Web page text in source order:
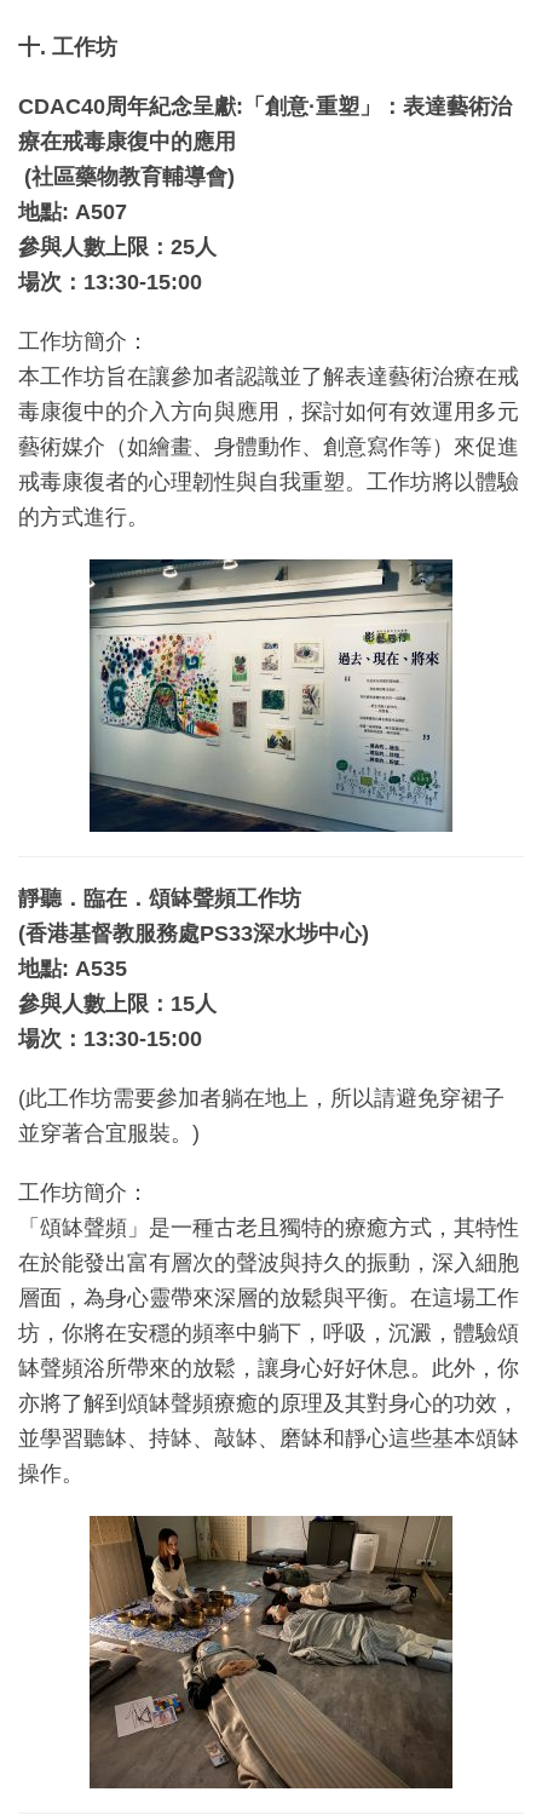
十. 工作坊
CDAC40周年紀念呈獻: 「創意·重塑」：表達藝術治
療在戒毒康復中的應用
(社區藥物教育輔導會)
地點: A507
參與人數上限： 25人
場次： 13:30-15:00
工作坊簡介：
本工作坊旨在讓參加者認識並了解表達藝術治療在戒
毒康復中的介入方向與應用，探討如何有效運用多元
藝術媒介（如繪畫、身體動作、創意寫作等）來促進
戒毒康復者的心理韌性與自我重塑。工作坊將以體驗
的方式進行。
靜聽．臨在．頌缽聲頻工作坊
(香港基督教服務處PS33深水埗中心)
地點: A535
參與人數上限： 15人
場次： 13:30-15:00
(此工作坊需要參加者躺在地上，所以請避免穿裙子
並穿著合宜服裝。)
工作坊簡介：
「頌缽聲頻」是一種古老且獨特的療癒方式，其特性
在於能發出富有層次的聲波與持久的振動，深入細胞
層面，為身心靈帶來深層的放鬆與平衡。在這場工作
坊，你將在安穩的頻率中躺下，呼吸，沉澱，體驗頌
缽聲頻浴所帶來的放鬆，讓身心好好休息。此外，你
亦將了解到頌缽聲頻療癒的原理及其對身心的功效，
並學習聽缽、持缽、敲缽、磨缽和靜心這些基本頌缽
操作。